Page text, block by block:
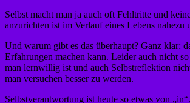
Selbst macht man ja auch oft Fehltritte und
anzurichten ist im Verlauf eines Lebens nahezu
Und warum gibt es das überhaupt? Ganz klar:
Erfahrungen machen kann. Leider auch nicht
man lernwillig ist und auch Selbstreflektion
man versuchen besser zu werden.
Selbstverantwortung ist heute so etwas von